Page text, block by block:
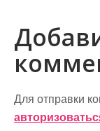
и
г
а
ц
Для отправки